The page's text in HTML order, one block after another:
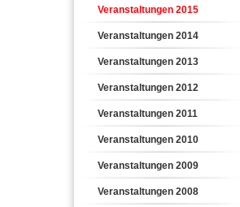
Veranstaltungen 2015
Veranstaltungen 2014
Veranstaltungen 2013
Veranstaltungen 2012
Veranstaltungen 2011
Veranstaltungen 2010
Veranstaltungen 2009
Veranstaltungen 2008